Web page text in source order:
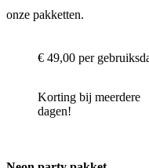
onze pakketten.
€ 49,00 per
Korting bij meerdere
dagen!